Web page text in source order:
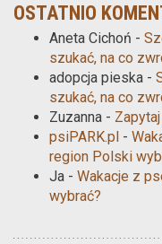
OSTATNIO
Aneta Cichoń -
szukać, na co
adopcja pieska -
szukać, na co
Zuzanna -
psiPARK.pl -
region Polski
Ja - Wakacje z
wybrać?